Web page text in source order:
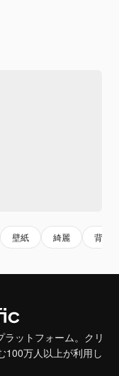
壁紙 綺麗 背景
ットフォーム。クリ
100万人以上が利用し